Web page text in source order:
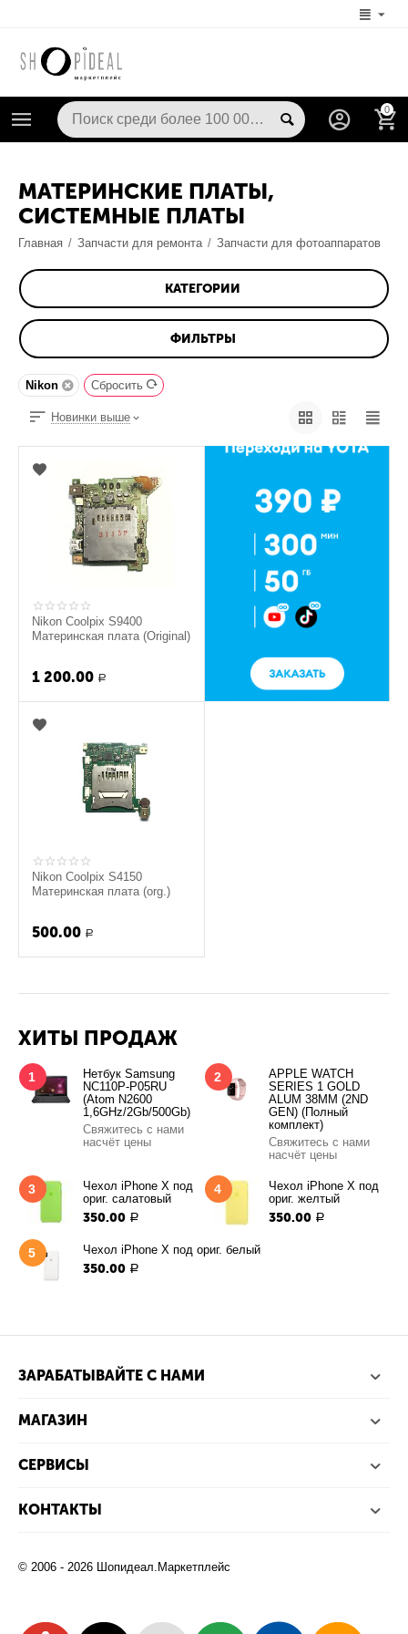
0
МАТЕРИНСКИЕ ПЛАТЫ,
СИСТЕМНЫЕ ПЛАТЫ
Главная / Запчасти для ремонта / Запчасти для фотоаппаратов
КАТЕГОРИИ
ФИЛЬТРЫ
Nikon Сбросить
Новинки выше
Nikon Coolpix S9400
Материнская плата (Original)
1 200.00 Р
Nikon Coolpix S4150
Материнская плата (org.)
500.00 Р
ХИТЫ ПРОДАЖ
1
Нетбук Samsung
NC110P-P05RU
(Atom N2600
1,6GHz/2Gb/500Gb)
Свяжитесь с нами
насчёт цены
2
APPLE WATCH
SERIES 1 GOLD
ALUM 38MM (2ND
GEN) (Полный
комплект)
Свяжитесь с нами
насчёт цены
3
Чехол iPhone X под
ориг. салатовый
350.00 Р
4
Чехол iPhone X под
ориг. желтый
350.00 Р
5 Чехол iPhone X под ориг. белый
350.00 Р
ЗАРАБАТЫВАЙТЕ С НАМИ
МАГАЗИН
СЕРВИСЫ
КОНТАКТЫ
© 2006 - 2026 Шопидеал.Маркетплейс